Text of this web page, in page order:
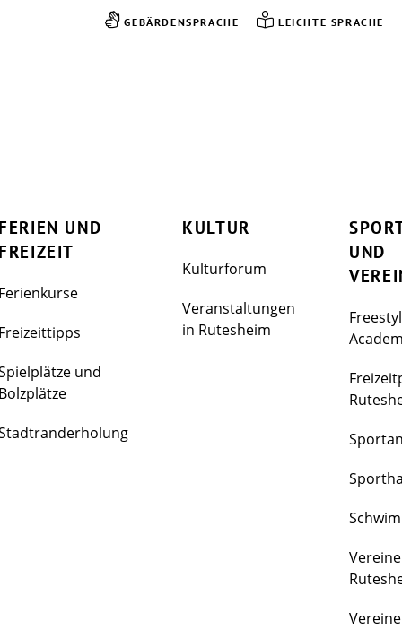
GEBÄRDENSPRACHE LEICHTE SPRACHE
FERIEN UND
FREIZEIT
Ferienkurse
Freizeittipps
und
Bolzplätze
KULTUR
Kulturforum
Veranstaltungen
in Rutesheim
UND
Vereine